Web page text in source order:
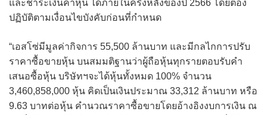
และชำระเงินค่าหุ้น ได้ภายในครึ่งหลังของปี 2566 โดยต้อง
ปฏิบัติตามเงื่อนไขบังคับก่อนที่กำหนด
“เอสโซ่มีมูลค่ากิจการ 55,500 ล้านบาท และมีกลไกการปรับ
ราคาซื้อขายหุ้น บนสมมติฐานว่าผู้ถือหุ้นทุกรายตอบรับคำ
เสนอซื้อหุ้น บริษัทฯจะได้หุ้นทั้งหมด 100% จำนวน
3,460,858,000 หุ้น คิดเป็นเงินประมาณ 33,312 ล้านบาท หรือ
9.63 บาทต่อหุ้น คำนวณราคาซื้อขายโดยอ้างอิงงบการเงิน ณ